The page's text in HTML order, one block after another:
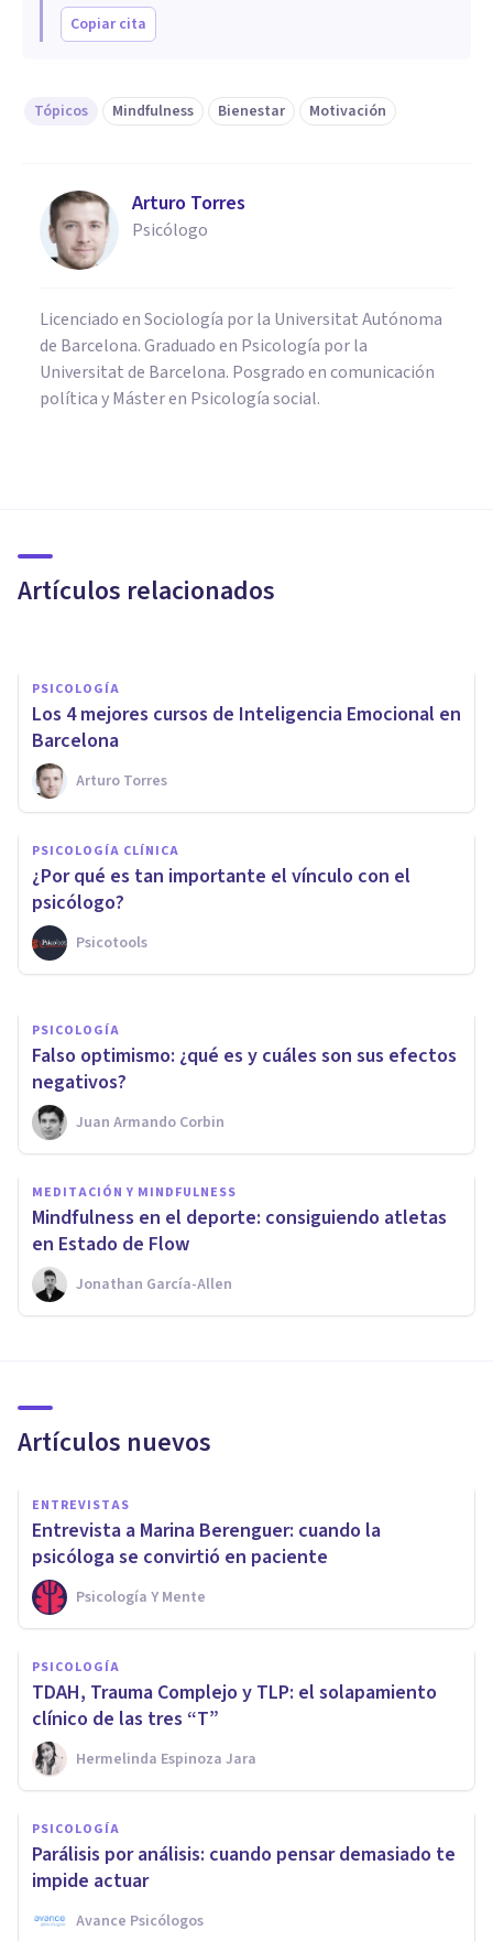
Copiar cita
Tópicos Mindfulness Bienestar Motivación
Arturo Torres
Psicólogo
Licenciado en Sociología por la Universitat Autónoma
de Barcelona. Graduado en Psicología por la
Universitat de Barcelona. Posgrado en comunicación
política y Máster en Psicología social.
Artículos relacionados
para dominar tus emociones
PSICOLOGÍA
Los 4 mejores cursos de Inteligencia Emocional en
Barcelona
Arturo Torres
PSICOLOGÍA CLÍNICA
¿Por qué es tan importante el vínculo con el
psicólogo?
Psicotools
PSICOLOGÍA CLÍNICA
Terapia centrada en la
compasión (CFT): qué es, fases,
y para qué sirve
Álvaro Ruiz De Ocenda
PSICOLOGÍA
​Falso optimismo: ¿qué es y cuáles son sus efectos
negativos?
Juan Armando Corbin
MEDITACIÓN Y MINDFULNESS
Mindfulness en el deporte: consiguiendo atletas
en Estado de Flow
Jonathan García-Allen
Artículos nuevos
ENTREVISTAS
Entrevista a Marina Berenguer: cuando la
psicóloga se convirtió en paciente
Psicología Y Mente
PSICOLOGÍA
TDAH, Trauma Complejo y TLP: el solapamiento
clínico de las tres “T”
Hermelinda Espinoza Jara
PSICOLOGÍA
Parálisis por análisis: cuando pensar demasiado te
impide actuar
Avance Psicólogos